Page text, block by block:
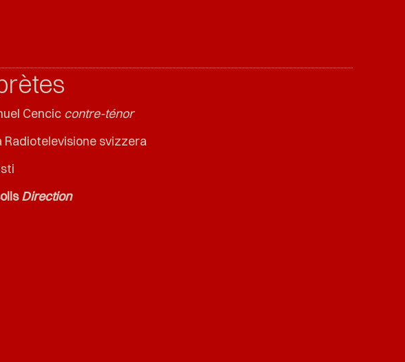
Cencic contre-ténor
Radiotelevisione svizzera
Direction